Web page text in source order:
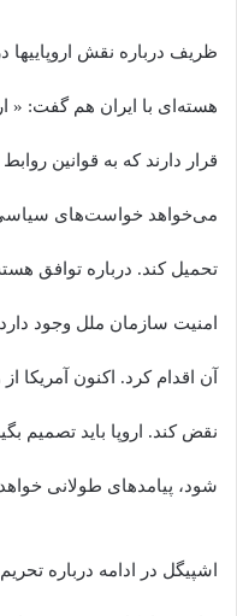
ظریف درباره نقش اروپاییها
هسته‌ای با ایران هم گفت: «
قرار دارند که به قوانین
می‌خواهد خواست‌های سیاسی
تحمیل کند. درباره توافق
امنیت سازمان ملل وجود
آن اقدام کرد. اکنون آمریکا
نقض کند. اروپا باید تصمیم
شود، پیامدهای طولانی
اشپیگل در ادامه درباره